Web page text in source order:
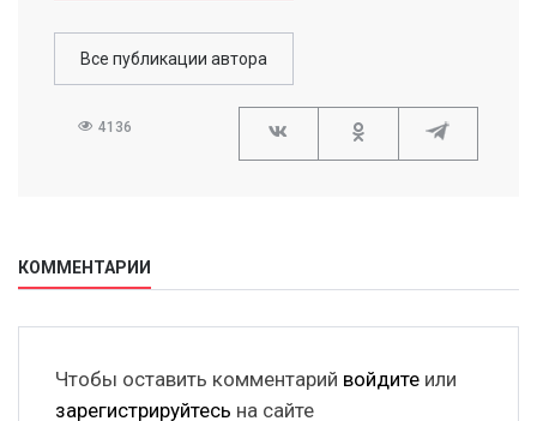
Все публикации автора
4136
КОММЕНТАРИИ
Чтобы оставить комментарий войдите или
зарегистрируйтесь на сайте